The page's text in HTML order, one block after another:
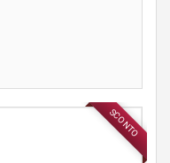
SCONTO
INTEGRATORI